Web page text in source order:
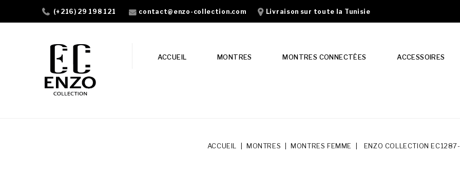
(+216) 29 198 121 contact@enzo-collection.com Livraison sur toute la Tunisie
ACCUEIL MONTRES MONTRES CONNECTÉES ACCESSOIRES
ACCUEIL MONTRES MONTRES FEMME ENZO COLLECTION